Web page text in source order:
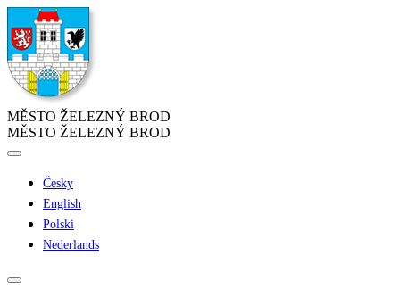
MĚSTO ŽELEZNÝ BROD
MĚSTO ŽELEZNÝ BROD
Česky
English
Polski
Nederlands